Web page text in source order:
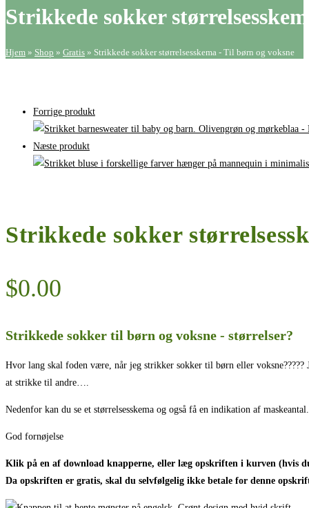
Til
og
Strikkede sokker
Hjem » Shop » Gratis » Strikkede sokker størrelsesskema - Til børn og voksne
Forrige produkt
Næste produkt
Strikkede sokker
$0.00
Strikkede sokker til børn og voksne - størrelser?
Hvor lang skal foden være, når jeg strikker sokker til børn eller
at strikke til andre….
Nedenfor kan du se et størrelsesskema og også få en indikation af
God fornøjelse
Klik på en af download knapperne, eller læg opskriften i kurven (hvis
Da opskriften er gratis, skal du selvfølgelig ikke betale for denne